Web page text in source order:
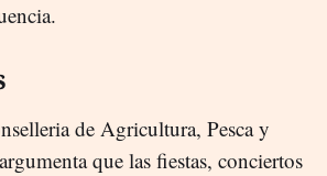
de Agricultura, Pesca y
que las fiestas, conciertos